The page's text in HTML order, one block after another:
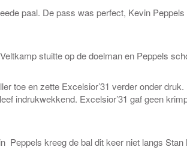
paal. De pass was perfect, Kevin Peppels
stuitte op de doelman en Peppels
toe en zette Excelsior’31 verder onder
indrukwekkend. Excelsior’31 gaf geen
Peppels kreeg de bal dit keer niet langs Stan